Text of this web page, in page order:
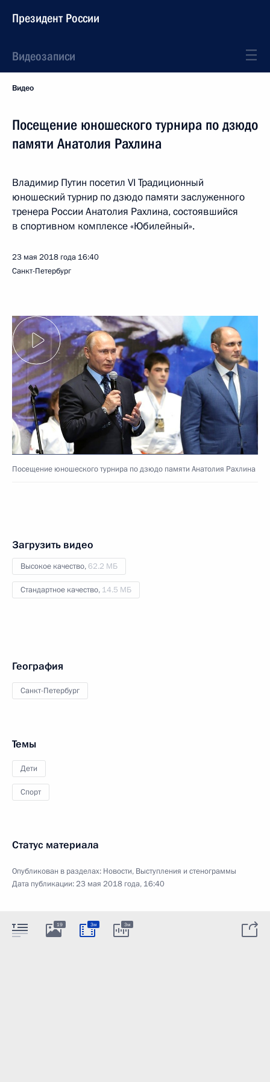
Президент России
Видеозаписи
Видео
Посещение юношеского турнира по дзюдо
памяти Анатолия Рахлина
Владимир Путин посетил VI Традиционный
юношеский турнир по дзюдо памяти заслуженного
тренера России Анатолия Рахлина, состоявшийся
в спортивном комплексе «Юбилейный».
23 мая 2018 года 16:40
Санкт-Петербург
Посещение юношеского турнира по дзюдо памяти Анатолия Рахлина
Загрузить видео
Высокое качество,62.2 МБ
Стандартное качество, 14.5 МБ
География
Санкт-Петербург
Темы
Дети
Спорт
Статус материала
Опубликован в разделах: Новости, Выступления и стенограммы
Дата публикации:23 мая 2018 года, 16:40
19 3м 3м